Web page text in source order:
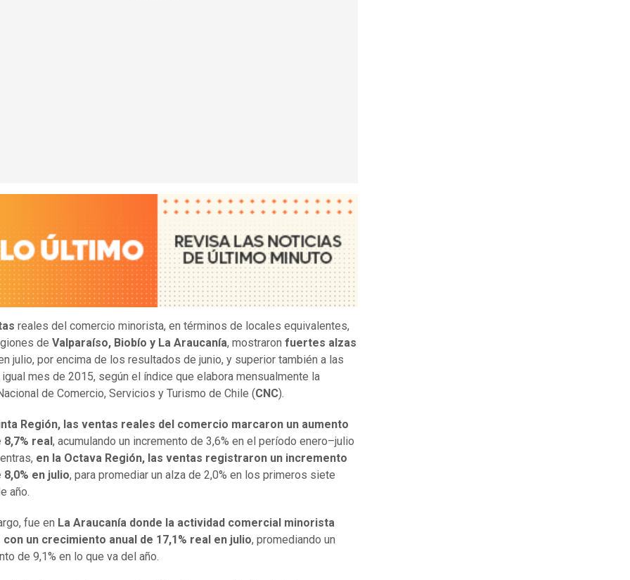
reales del comercio minorista, en términos de locales equivalentes,
de Valparaíso, Biobío y La Araucanía, mostraron fuertes alzas
julio, por encima de los resultados de junio, y superior también a las
mes de 2015, según el índice que elabora mensualmente la
de Comercio, Servicios y Turismo de Chile (CNC).
Región, las ventas reales del comercio marcaron un aumento
real , acumulando un incremento de 3,6% en el período enero–julio
en la Octava Región, las ventas registraron un incremento
8,0% en julio, para promediar un alza de 2,0% en los primeros siete
año.
fue en La Araucanía donde la actividad comercial minorista
un crecimiento anual de 17,1% real en julio, promediando un
de 9,1% en lo que va del año.